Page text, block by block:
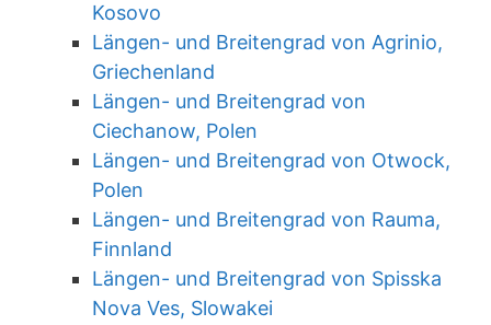
Kosovo
Längen- und Breitengrad von Agrinio,
Griechenland
Längen- und Breitengrad von
Ciechanow, Polen
Längen- und Breitengrad von Otwock,
Polen
Längen- und Breitengrad von Rauma,
Finnland
Längen- und Breitengrad von Spisska
Nova Ves, Slowakei